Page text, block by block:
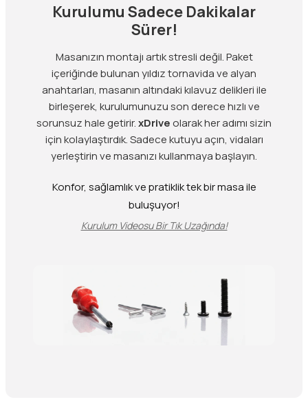
Kurulumu Sadece Dakikalar
Sürer!
Masanızın montajı artık stresli değil. Paket
içeriğinde bulunan yıldız tornavida ve alyan
anahtarları, masanın altındaki kılavuz delikleri ile
birleşerek, kurulumunuzu son derece hızlı ve
sorunsuz hale getirir.xDrive olarak her adımı sizin
için kolaylaştırdık. Sadece kutuyu açın, vidaları
yerleştirin ve masanızı kullanmaya başlayın.
Konfor, sağlamlık ve pratiklik tek bir masa ile
buluşuyor!
Kurulum Videosu Bir Tık Uzağında!